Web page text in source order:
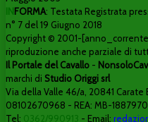
INFORMA: Testata Registrata
n° 7 del 19 Giugno 2018
Copyright © 2001-
riproduzione anche parziale di
Il Portale del Cavallo -
marchi di Studio Origgi srl
Via della Valle 46/a, 20841 Carate
08102670968 - REA: MB-1887970
Tel: 0362/990913 - Email: